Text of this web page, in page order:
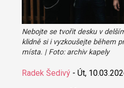
Nebojte se tvořit desku v
klidně si i vyzkoušejte během
místa. | Foto: archiv kapely
Radek Šedivý- Út,